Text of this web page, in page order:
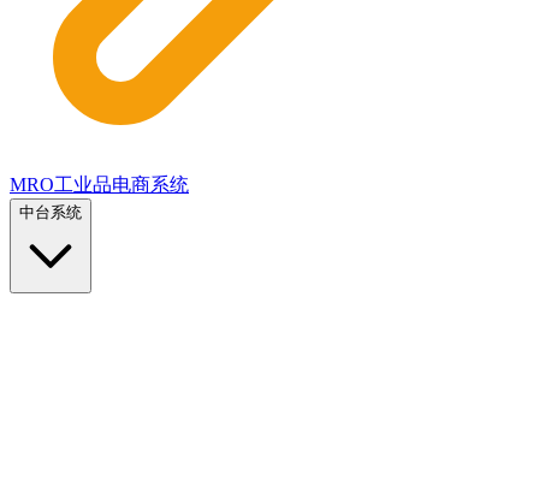
MRO工业品电商系统
中台系统